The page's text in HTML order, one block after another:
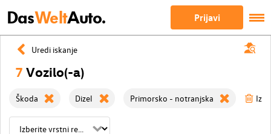
DasWeltAuto. Prijavi
Uredi iskanje
7 Vozilo(-a)
Škoda Dizel Primorsko - notranjska